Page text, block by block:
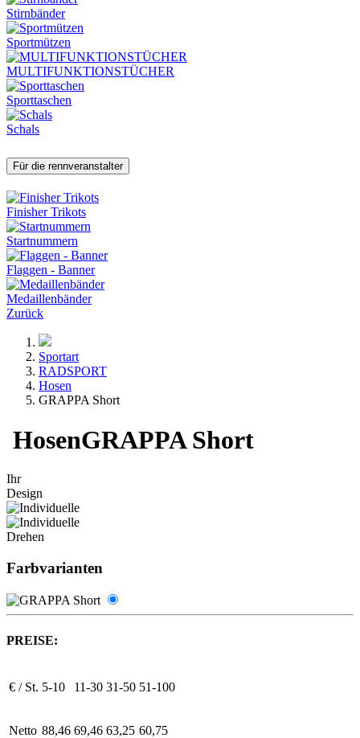
Stirnbänder
Sportmützen
MULTIFUNKTIONSTÜCHER
Sporttaschen
Schals
Für die rennveranstalter
Finisher Trikots
Startnummern
Flaggen - Banner
Medaillenbänder
Zurück
Sportart
RADSPORT
Hosen
GRAPPA Short
HosenGRAPPA Short
Ihr
Design
Drehen
Farbvarianten
PREISE:
€ / St. 5-10 11-30 31-50 51-100
Netto 88,46 69,46 63,25 60,75